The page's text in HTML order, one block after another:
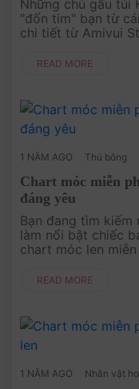
Những chú gấu túi
"đốn tim" bạn từ
chi tiết từ Amivui
Đây không chỉ l....
READ MORE
1 NĂM AGO Thú bông
Chart móc miễn
đáng yêu
Bạn đang tìm
làm nổi bật chiếc
chart móc len
nổi bật, bạn sẽ tạo
READ MORE
1 NĂM AGO Nhân vật